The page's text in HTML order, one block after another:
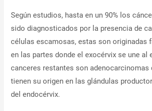
Según estudios, hasta en un 90% los
sido diagnosticados por la presencia de
células escamosas, estas son originadas
en las partes donde el exocérvix se une al
canceres restantes son adenocarcinomas
tienen su origen en las glándulas
del endocérvix.